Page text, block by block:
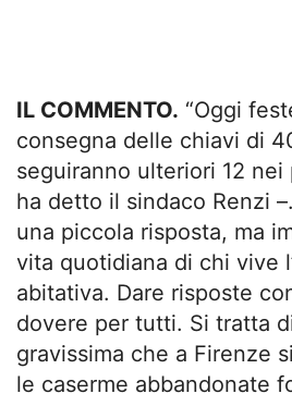
IL COMMENTO. “Oggi
consegna delle chiavi di
seguiranno ulteriori 12 nei
ha detto il sindaco Renzi
una piccola risposta, ma
vita quotidiana di chi vive
abitativa. Dare risposte
dovere per tutti. Si tratta
gravissima che a Firenze
le caserme abbandonate